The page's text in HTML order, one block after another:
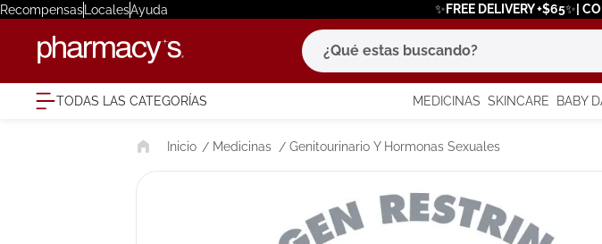
RecompensasLocalesAyuda ✨FREE DELIVERY +$65✨|
¿Qué estas buscando?
TODAS LAS CATEGORÍAS MEDICINAS SKINCARE BABY
Medicinas Genitourinario Y Hormonas Sexuales
términos más buscados
1. eucerin
3. bioderma